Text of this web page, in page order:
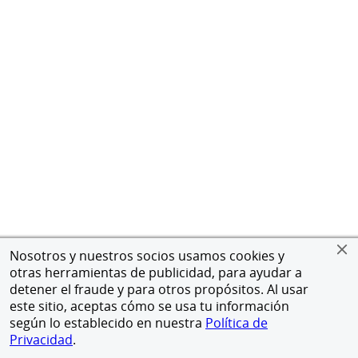
Nosotros y nuestros socios usamos cookies y
otras herramientas de publicidad, para ayudar a
detener el fraude y para otros propósitos. Al usar
este sitio, aceptas cómo se usa tu información
según lo establecido en nuestra Política de
Privacidad.